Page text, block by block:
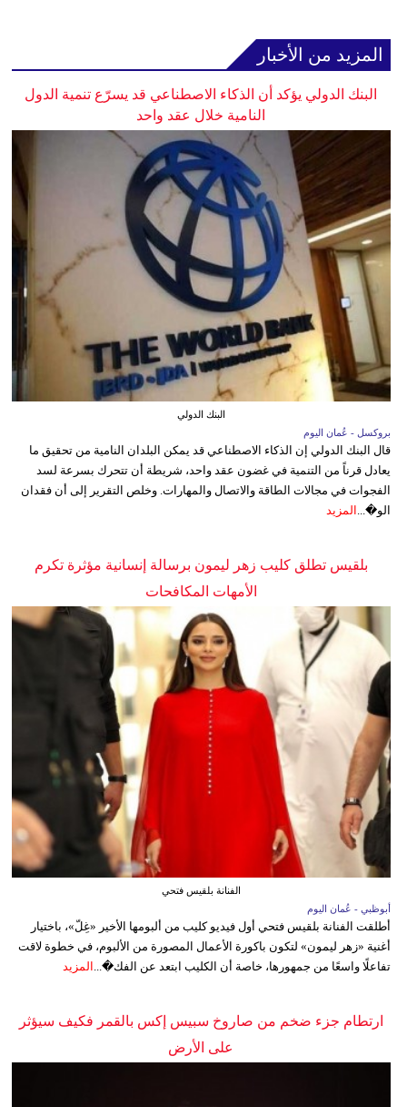
المزيد من الأخبار
البنك الدولي يؤكد أن الذكاء الاصطناعي قد يسرّع تنمية الدول
النامية خلال عقد واحد
البنك الدولي
بروكسل - عُمان اليوم
قال البنك الدولي إن الذكاء الاصطناعي قد يمكن البلدان النامية من تحقيق ما
يعادل قرناً من التنمية في غضون عقد واحد، شريطة أن تتحرك بسرعة لسد
الفجوات في مجالات الطاقة والاتصال والمهارات. وخلص التقرير إلى أن فقدان
الو�... المزيد
بلقيس تطلق كليب زهر ليمون برسالة إنسانية مؤثرة تكرم
الأمهات المكافحات
الفنانة بلقيس فتحي
أبوظبي - عُمان اليوم
أطلقت الفنانة بلقيس فتحي أول فيديو كليب من ألبومها الأخير «غِلّ»، باختيار
أغنية «زهر ليمون» لتكون باكورة الأعمال المصورة من الألبوم، في خطوة لاقت
تفاعلًا واسعًا من جمهورها، خاصة أن الكليب ابتعد عن الفك�...
المزيد
ارتطام جزء ضخم من صاروخ سبيس إكس بالقمر فكيف سيؤثر
على الأرض